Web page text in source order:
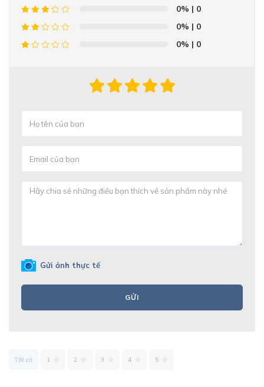
0% | 0
0% | 0
0% | 0
Gửi ảnh thực tế
GỬI
Tất cả 1 2 3 4 5